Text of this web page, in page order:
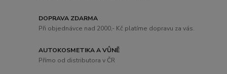
DOPRAVA ZDARMA
Při objednávce nad 2000,- Kč platíme dopravu za vás.
AUTOKOSMETIKA A VŮNĚ
Přímo od distributora v ČR